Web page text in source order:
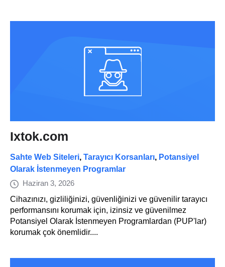
Ixtok.com
Sahte Web Siteleri, Tarayıcı Korsanları, Potansiyel
Olarak İstenmeyen Programlar
Haziran 3, 2026
Cihazınızı, gizliliğinizi, güvenliğinizi ve güvenilir tarayıcı
performansını korumak için, izinsiz ve güvenilmez
Potansiyel Olarak İstenmeyen Programlardan (PUP'lar)
korumak çok önemlidir....